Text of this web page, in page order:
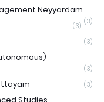
Neyyardam
(3)
(3)
(3)
(3)
(3)